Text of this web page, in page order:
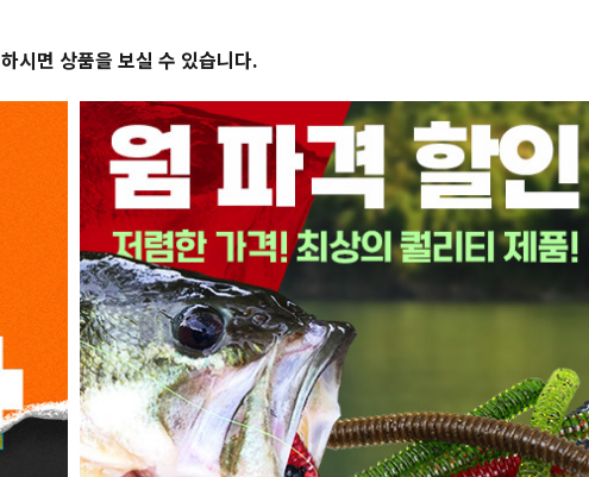
하시면 상품을 보실 수 있습니다.